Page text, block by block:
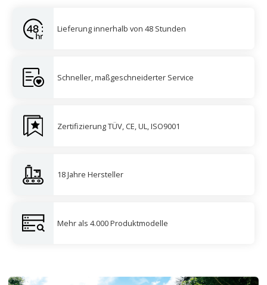
Lieferung innerhalb von 48 Stunden
Schneller, maßgeschneiderter Service
Zertifizierung TÜV, CE, UL, ISO9001
18 Jahre Hersteller
Mehr als 4.000 Produktmodelle